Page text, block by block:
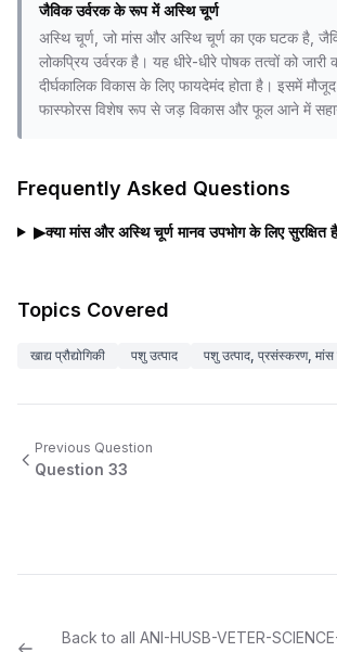
जैविक उर्वरक के रूप में अस्थि चूर्ण
अस्थि चूर्ण, जो मांस और अस्थि चूर्ण का एक घटक है,
लोकप्रिय उर्वरक है। यह धीरे-धीरे पोषक तत्वों को जारी
दीर्घकालिक विकास के लिए फायदेमंद होता है। इसमें
फास्फोरस विशेष रूप से जड़ विकास और फूल आने में
Frequently Asked Questions
▶क्या मांस और अस्थि चूर्ण मानव उपभोग के लिए सुरक्षित
Topics Covered
खाद्य प्रौद्योगिकी पशु उत्पाद पशु उत्पाद, प्रसंस्करण, मांस
Previous Question
Question 33
Back to all ANI-HUSB-VETER-